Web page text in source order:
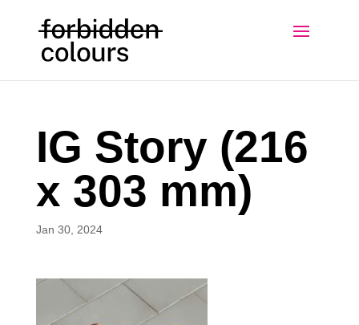
IG Story (216
x 303 mm)
Jan 30, 2024